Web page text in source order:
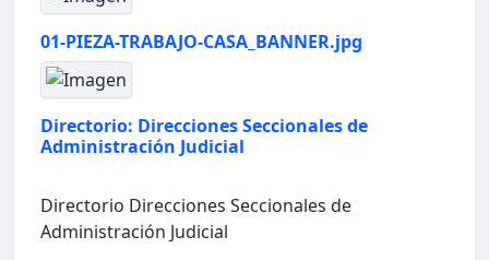
01-PIEZA-TRABAJO-CASA_BANNER.jpg
Directorio: Direcciones Seccionales de
Administración Judicial
Directorio Direcciones Seccionales de
Administración Judicial